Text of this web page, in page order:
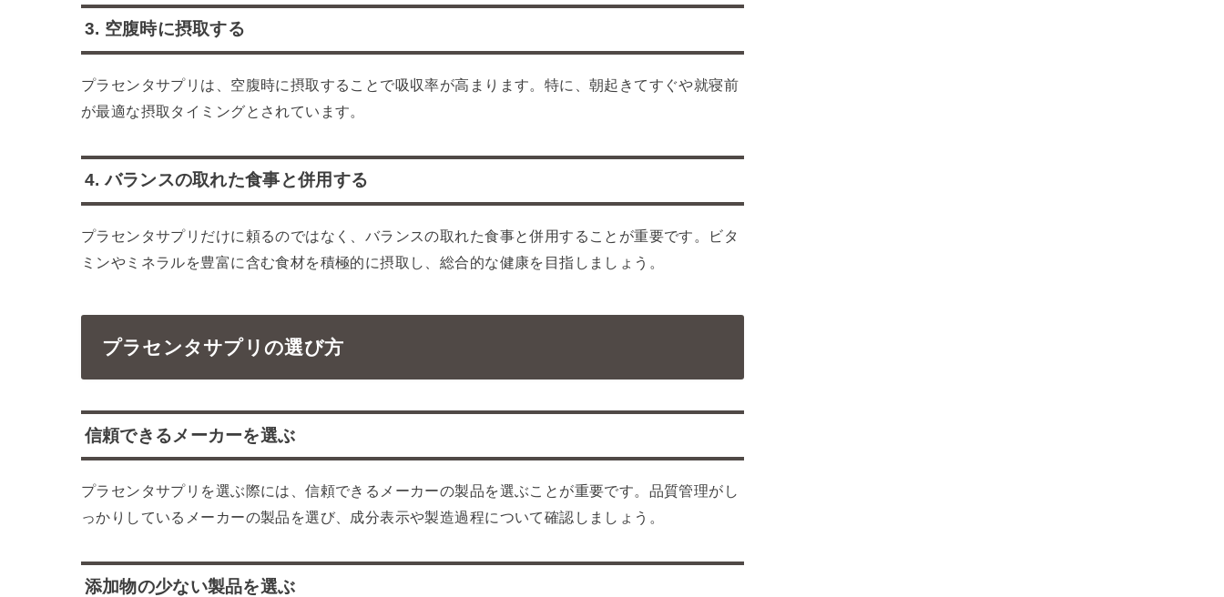
3. 空腹時に摂取する
プラセンタサプリは、空腹時に摂取することで吸収率が高まります。特に、朝起きてすぐや就寝前
が最適な摂取タイミングとされています。
4. バランスの取れた食事と併用する
プラセンタサプリだけに頼るのではなく、バランスの取れた食事と併用することが重要です。ビタ
ミンやミネラルを豊富に含む食材を積極的に摂取し、総合的な健康を目指しましょう。
プラセンタサプリの選び方
信頼できるメーカーを選ぶ
プラセンタサプリを選ぶ際には、信頼できるメーカーの製品を選ぶことが重要です。品質管理がし
っかりしているメーカーの製品を選び、成分表示や製造過程について確認しましょう。
添加物の少ない製品を選ぶ